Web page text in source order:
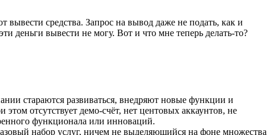
средства. Запрос на вывод даже не подать, как и
деньги вывести не могу. Вот и что мне теперь делать-то?
стараются развиваться, внедряют новые функции и
отсутствует демо-счёт, нет центовых аккаунтов, не
функционала или инноваций.
набор услуг, ничем не выделяющийся на фоне множества